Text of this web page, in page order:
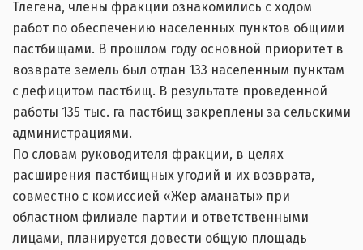
Тлегена, члены фракции ознакомились с ходом
работ по обеспечению населенных пунктов общими
пастбищами. В прошлом году основной приоритет в
возврате земель был отдан 133 населенным пунктам
с дефицитом пастбищ. В результате проведенной
работы 135 тыс. га пастбищ закреплены за сельскими
администрациями.
По словам руководителя фракции, в целях
расширения пастбищных угодий и их возврата,
совместно с комиссией «Жер аманаты» при
областном филиале партии и ответственными
лицами, планируется довести общую площадь